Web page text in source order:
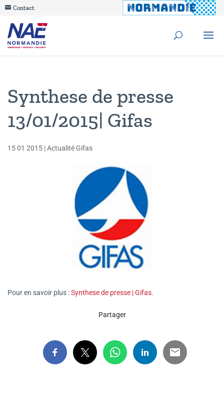
Contact
Synthese de presse
13/01/2015| Gifas
15 01 2015 |Actualité Gifas
Pour en savoir plus :Synthese de presse | Gifas.
Partager